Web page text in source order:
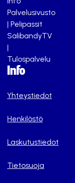
Palvelusivusto
| Pelipassit
SalibandyTV
|
Tulospalvelu
Info
Yhteystiedot
Henkilöstö
Laskutustiedot
Tietosuoja